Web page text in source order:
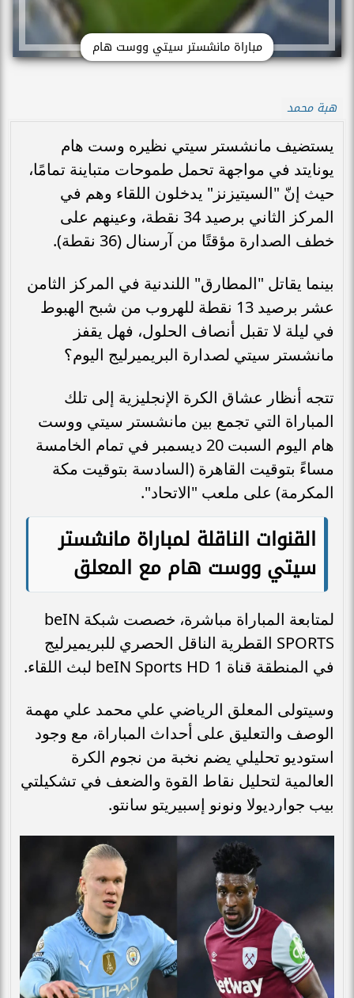
مباراة مانشستر سيتي ووست هام
هبة محمد
يستضيف مانشستر سيتي نظيره وست هام
يونايتد في مواجهة تحمل طموحات متباينة تمامًا،
حيث إنّ "السيتيزنز" يدخلون اللقاء وهم في
المركز الثاني برصيد 34 نقطة، وعينهم على
خطف الصدارة مؤقتًا من آرسنال (36 نقطة).
بينما يقاتل "المطارق" اللندنية في المركز الثامن
عشر برصيد 13 نقطة للهروب من شبح الهبوط
في ليلة لا تقبل أنصاف الحلول، فهل يقفز
مانشستر سيتي لصدارة البريميرليج اليوم؟
تتجه أنظار عشاق الكرة الإنجليزية إلى تلك
المباراة التي تجمع بين مانشستر سيتي ووست
هام اليوم السبت 20 ديسمبر في تمام الخامسة
مساءً بتوقيت القاهرة (السادسة بتوقيت مكة
المكرمة) على ملعب "الاتحاد".
القنوات الناقلة لمباراة مانشستر
سيتي ووست هام مع المعلق
لمتابعة المباراة مباشرة، خصصت شبكة beIN
SPORTS القطرية الناقل الحصري للبريميرليج
في المنطقة قناة beIN Sports HD 1 لبث اللقاء.
وسيتولى المعلق الرياضي علي محمد علي مهمة
الوصف والتعليق على أحداث المباراة، مع وجود
استوديو تحليلي يضم نخبة من نجوم الكرة
العالمية لتحليل نقاط القوة والضعف في تشكيلتي
بيب جوارديولا ونونو إسبيريتو سانتو.